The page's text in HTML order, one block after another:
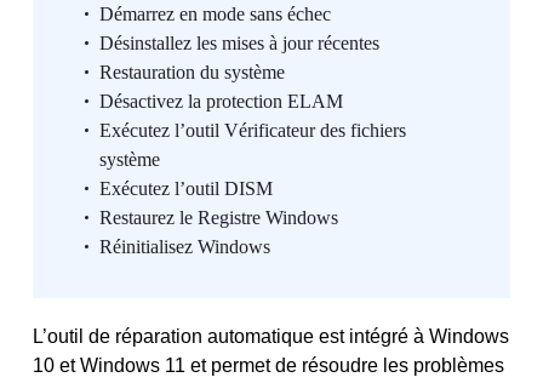
Démarrez en mode sans échec
Désinstallez les mises à jour récentes
Restauration du système
Désactivez la protection ELAM
Exécutez l’outil Vérificateur des fichiers
système
Exécutez l’outil DISM
Restaurez le Registre Windows
Réinitialisez Windows
L’outil de réparation automatique est intégré à Windows
10 et Windows 11 et permet de résoudre les problèmes